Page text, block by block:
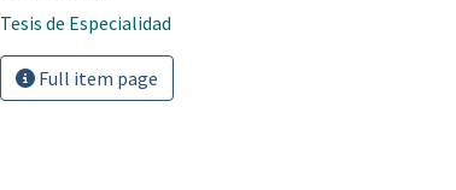
Tesis de Especialidad
Full item page